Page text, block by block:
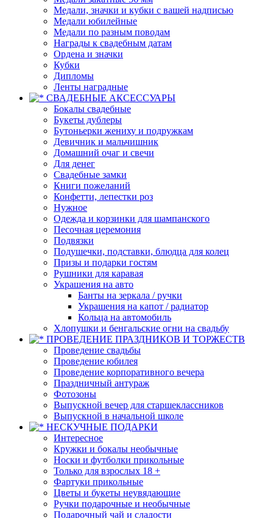
Медали, значки и кубки с вашей надписью
Медали юбилейные
Медали по разным поводам
Награды к свадебным датам
Ордена и значки
Кубки
Дипломы
Ленты наградные
СВАДЕБНЫЕ АКСЕССУАРЫ
Бокалы свадебные
Букеты дублеры
Бутоньерки жениху и подружкам
Девичник и мальчишник
Домашний очаг и свечи
Для денег
Свадебные замки
Книги пожеланий
Конфетти, лепестки роз
Нужное
Одежда и корзинки для шампанского
Песочная церемония
Подвязки
Подушечки, подставки, блюдца для колец
Призы и подарки гостям
Рушники для каравая
Украшения на авто
Банты на зеркала / ручки
Украшения на капот / радиатор
Кольца на автомобиль
Хлопушки и бенгальские огни на свадьбу
ПРОВЕДЕНИЕ ПРАЗДНИКОВ И ТОРЖЕСТВ
Проведение свадьбы
Проведение юбилея
Проведение корпоративного вечера
Праздничный антураж
Фотозоны
Выпускной вечер для старшеклассников
Выпускной в начальной школе
НЕСКУЧНЫЕ ПОДАРКИ
Интересное
Кружки и бокалы необычные
Носки и футболки прикольные
Только для взрослых 18 +
Фартуки прикольные
Цветы и букеты неувядающие
Ручки подарочные и необычные
Подарочный чай и сладости